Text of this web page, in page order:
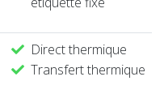
Direct thermique
Transfert thermique